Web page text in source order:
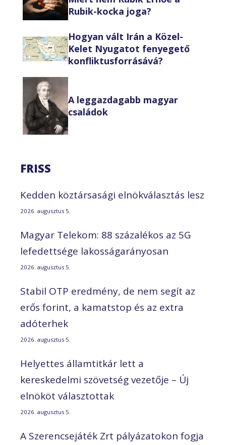
Rubik-kocka joga?
Hogyan vált Irán a Közel-
Kelet Nyugatot fenyegető
konfliktusforrásává?
A leggazdagabb magyar
családok
FRISS
Kedden köztársasági elnökválasztás lesz
2026. augusztus 5.
Magyar Telekom: 88 százalékos az 5G
lefedettsége lakosságarányosan
2026. augusztus 5.
Stabil OTP eredmény, de nem segít az
erős forint, a kamatstop és az extra
adóterhek
2026. augusztus 5.
Helyettes államtitkár lett a
kereskedelmi szövetség vezetője – Új
elnököt választottak
2026. augusztus 5.
A Szerencsejáték Zrt pályázatokon fogja